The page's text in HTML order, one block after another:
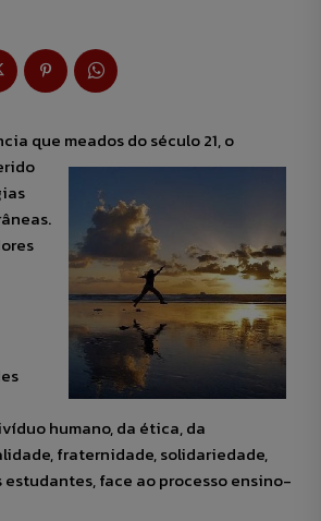
que meados do século 21, o
humano, da ética, da
fraternidade, solidariedade,
face ao processo ensino-